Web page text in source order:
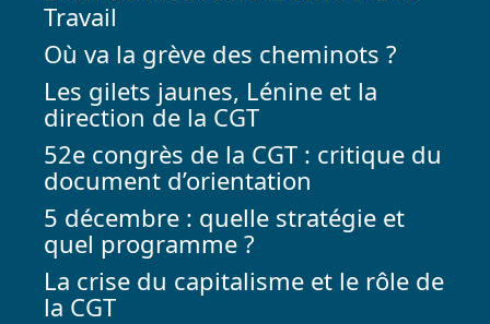
Travail
Où va la grève des cheminots ?
Les gilets jaunes, Lénine et la
direction de la CGT
52e congrès de la CGT : critique du
document d’orientation
5 décembre : quelle stratégie et
quel programme ?
La crise du capitalisme et le rôle de
la CGT